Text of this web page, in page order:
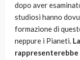
dopo aver
studiosi hanno
formazione di
neppure i Pianeti.
rappresenterebbe